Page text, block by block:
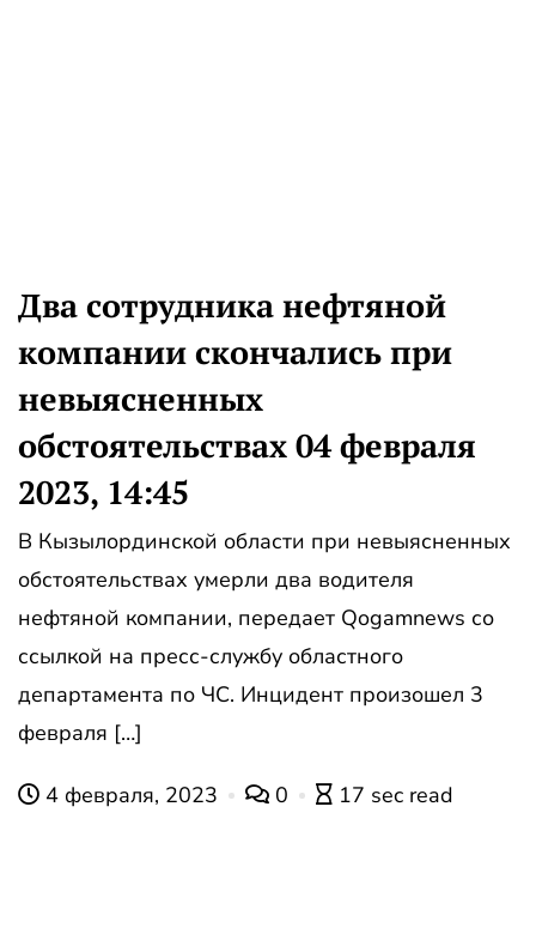
Два сотрудника нефтяной
компании скончались при
невыясненных
обстоятельствах 04 февраля
2023, 14:45
В Кызылординской области при невыясненных
обстоятельствах умерли два водителя
нефтяной компании, передает Qogamnews со
ссылкой на пресс-службу областного
департамента по ЧС. Инцидент произошел 3
февраля […]
4 февраля, 2023 0 17 sec read